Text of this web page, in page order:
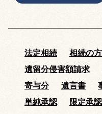
法定相続 相続の
遺留分侵害額請求
寄与分
遺言書
単純承認
限定承認